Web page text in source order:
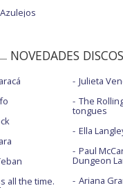
NOVEDADES DISCOS
all the time.
Julieta
The
tongues
Ella
Paul
Dungeon
Ariana